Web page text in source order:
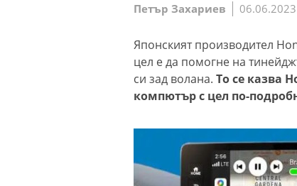
Петър Захариев
Японският производител
цел е да помогне на
си зад волана. То се казва
компютър с цел по-